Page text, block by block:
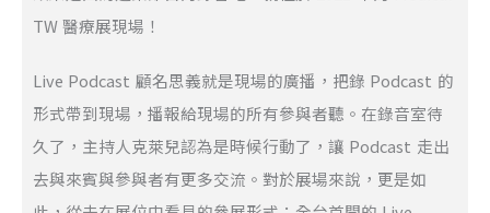
TW 醫療展現場！
Live Podcast 顧名思義就是現場的廣播，把錄 Podcast 的
形式帶到現場，播報給現場的所有參與者聽。在錄音室待
久了，主持人克萊兒認為是時候行動了，讓 Podcast 走出
去與來賓與參與者有更多交流。對於展場來說，更是如